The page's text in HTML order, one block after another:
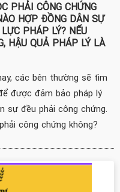
PHẢI CÔNG CHỨNG
HỢP ĐỒNG DÂN SỰ
PHÁP LÝ? NẾU
HẬU QUẢ PHÁP LÝ LÀ
các bên thường sẽ tìm
được đảm bảo pháp lý
sự đều phải công chứng.
công chứng không?